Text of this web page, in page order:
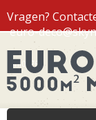
Vragen?
euro-
Inloggen